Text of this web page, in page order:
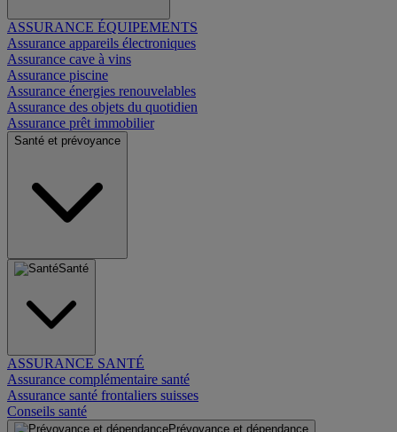
ASSURANCE ÉQUIPEMENTS
Assurance appareils électroniques
Assurance cave à vins
Assurance piscine
Assurance énergies renouvelables
Assurance des objets du quotidien
Assurance prêt immobilier
Santé et prévoyance
Santé
ASSURANCE SANTÉ
Assurance complémentaire santé
Assurance santé frontaliers suisses
Conseils santé
Prévoyance et dépendance